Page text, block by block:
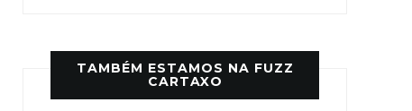
TAMBÉM ESTAMOS NA FUZZ
CARTAXO